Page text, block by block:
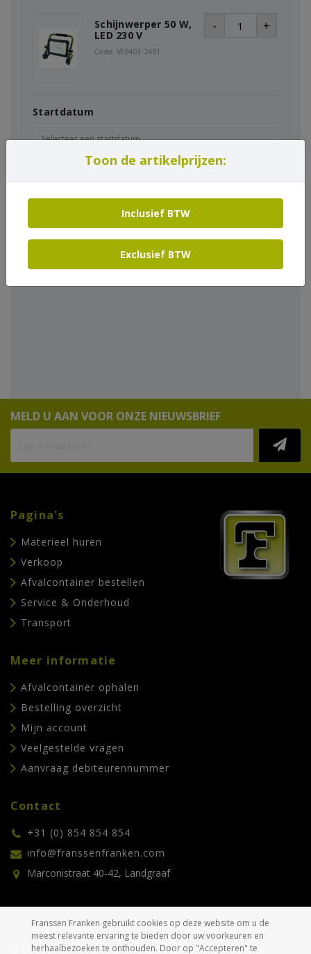
Schijnwerper 50 W,
LED 230 V
Code: VE0403-2491
- +
Startdatum
Einddatum
MELD U AAN VOOR ONZE NIEUWSBRIEF
Pagina's
Materieel huren
Verkoop
Afvalcontainer bestellen
Service & Onderhoud
Transport
Meer informatie
Afvalcontainer ophalen
Bestelling overzicht
Mijn account
Veelgestelde vragen
Aanvraag debiteurennummer
Contact
+31 (0) 854 854 854
info@franssenfranken.com
Marconistraat 40-42, Landgraaf
© 2026 Franssen Franken. Alle rechten voorbehouden.
Toon de artikelprijzen:
Inclusief BTW
Exclusief BTW
Franssen Franken gebruikt cookies op deze website om u de
meest relevante ervaring te bieden door uw voorkeuren en
herhaalbezoeken te onthouden. Door op "Accepteren" te